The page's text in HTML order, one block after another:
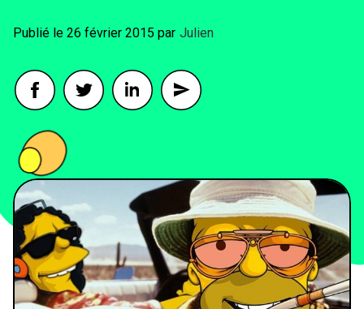
JEUX-VIDÉO
PEOPLE
FOOD
BONS PLANS
26 février 2015 By Julien